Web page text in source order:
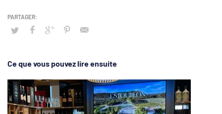
Ce que vous pouvez lire ensuite